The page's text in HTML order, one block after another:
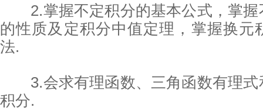
2.掌握不定积分的基本公式，掌握
的性质及定积分中值定理，掌握换元
法.
3.会求有理函数、三角函数有理式
积分.